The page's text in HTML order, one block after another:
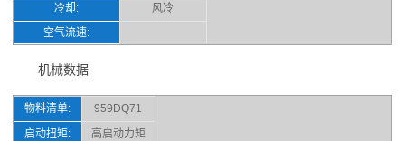
冷却:
风冷
空气流速:
机械数据
物料清单:
959DQ71
启动扭矩:
高启动力矩